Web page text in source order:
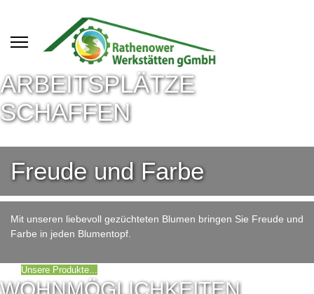
ARBEITSPLÄTZE
SCHAFFEN
Freude und Farbe
Mit unseren liebevoll gezüchteten Blumen bringen Sie Freude und
Farbe in jeden Blumentopf.
Unsere Produkte...